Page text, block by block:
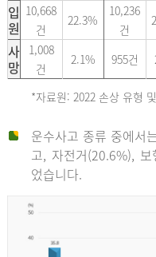
입
원
10,668
건
22.3%
10,236
건
사
망
1,008
건
2.1% 955건
*자료원: 2022 손상 유형
운수사고 종류 중에서
고, 자전거(20.6%),
었습니다.